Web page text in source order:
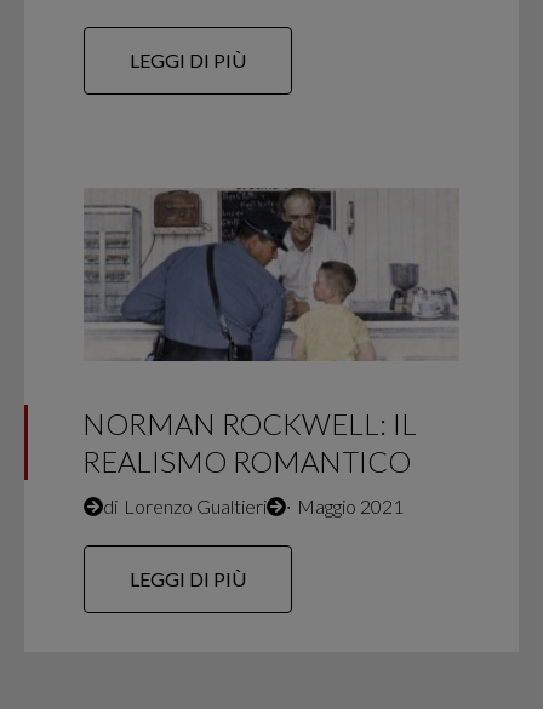
LEGGI DI PIÙ
NORMAN ROCKWELL: IL
REALISMO ROMANTICO
di Lorenzo Gualtieri ∙ Maggio 2021
LEGGI DI PIÙ